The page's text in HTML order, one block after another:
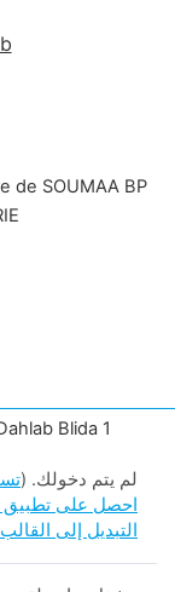
de SOUMAA BP
Blida 1
لم يتم دخولك. (
احصل على تطبيق
التبديل إلى